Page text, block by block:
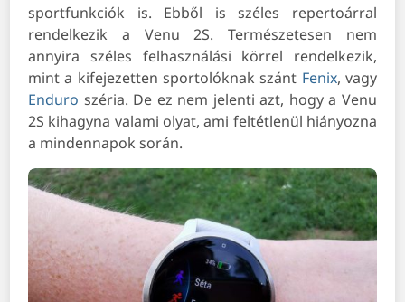
sportfunkciók is. Ebből is széles repertoárral
rendelkezik a Venu 2S. Természetesen nem
annyira széles felhasználási körrel rendelkezik,
mint a kifejezetten sportolóknak szánt Fenix, vagy
Enduro széria. De ez nem jelenti azt, hogy a Venu
2S kihagyna valami olyat, ami feltétlenül hiányozna
a mindennapok során.